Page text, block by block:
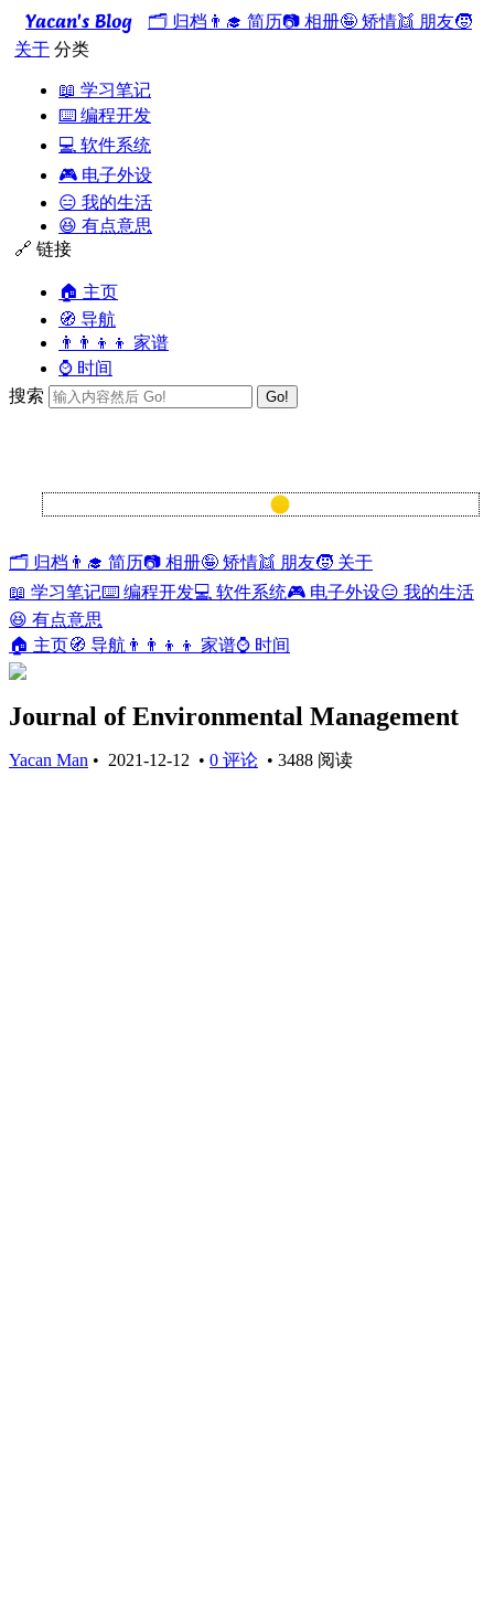
Yacan's Blog 🗂️ 归档 👨‍🎓 简历📷 相册🤪 矫情👯 朋友🧒
关于 分类
📖 学习笔记
⌨️ 编程开发
💻 软件系统
🎮 电子外设
😑 我的生活
😆 有点意思
🔗 链接
🏠 主页
🧭 导航
👨‍👨‍👦‍👦 家谱
⌚ 时间
搜索
Go!
🗂️ 归档 👨‍🎓 简历📷 相册🤪 矫情👯 朋友🧒 关于
📖 学习笔记⌨️ 编程开发💻 软件系统🎮 电子外设😑 我的生活
😆 有点意思
🏠 主页🧭 导航 👨‍👨‍👦‍👦 家谱⌚ 时间
Journal of Environmental Management
Yacan Man • 2021-12-12 • 0 评论 • 3488 阅读